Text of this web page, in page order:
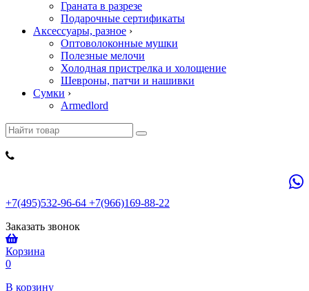
Граната в разрезе
Подарочные сертификаты
Аксессуары, разное ›
Оптоволоконные мушки
Полезные мелочи
Холодная пристрелка и холощение
Шевроны, патчи и нашивки
Сумки ›
Armedlord
+7(495)532-96-64 +7(966)169-88-22
Заказать звонок
Корзина
0
В корзину